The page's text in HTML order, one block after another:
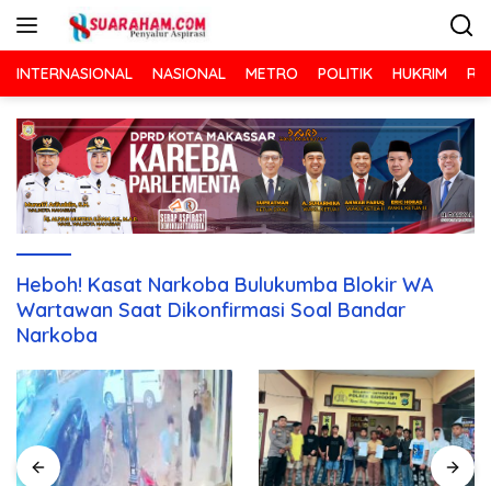
INTERNASIONAL NASIONAL METRO POLITIK HUKRIM
Heboh! Kasat Narkoba Bulukumba Blokir WA
Wartawan Saat Dikonfirmasi Soal Bandar
Narkoba